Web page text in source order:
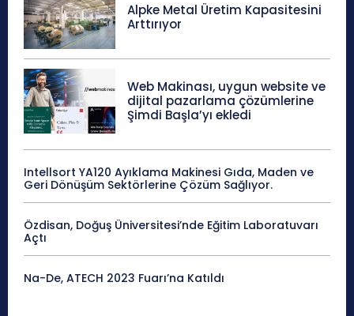
Alpke Metal Üretim Kapasitesini
Arttırıyor
Web Makinası, uygun website ve
dijital pazarlama çözümlerine
Şimdi Başla’yı ekledi
Intellsort YA120 Ayıklama Makinesi Gıda, Maden ve
Geri Dönüşüm Sektörlerine Çözüm Sağlıyor.
Özdisan, Doğuş Üniversitesi’nde Eğitim Laboratuvarı
Açtı
Na-De, ATECH 2023 Fuarı’na Katıldı